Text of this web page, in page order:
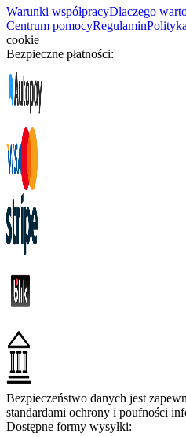
Warunki współpracyDlaczego
Centrum pomocyRegulamin
cookie
Bezpieczne płatności:
Bezpieczeństwo danych jest
standardami ochrony i poufności
Dostępne formy wysyłki: